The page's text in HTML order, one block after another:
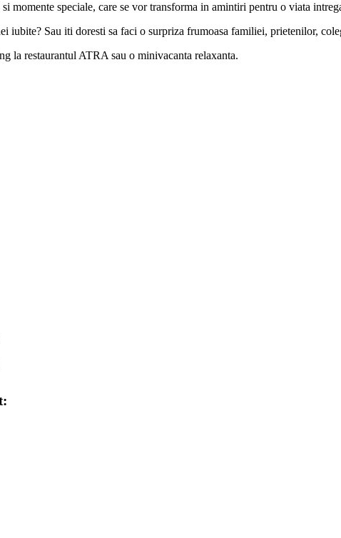
momente speciale, care se vor transforma in amintiri pentru o viata
iubite? Sau iti doresti sa faci o surpriza frumoasa familiei, prietenilor,
la restaurantul ATRA sau o minivacanta relaxanta.